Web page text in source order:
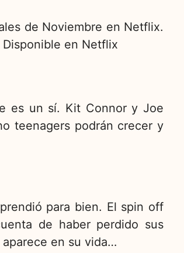
de Noviembre en Netflix.
en Netflix
es un sí. Kit Connor y Joe
teenagers podrán crecer y
para bien. El spin off
de haber perdido sus
en su vida…